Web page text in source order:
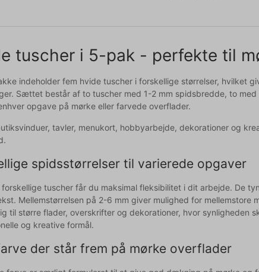
tuscher i 5-pak - perfekte til
indeholder fem hvide tuscher i forskellige størrelser, hvilket
Sættet består af to tuscher med 1-2 mm spidsbredde, to
opgave på mørke eller farvede overflader.
tavler, menukort, hobbyarbejde, dekorationer og
spidsstørrelser til varierede opgaver
forskellige tuscher får du maksimal fleksibilitet i dit arbejde. De
Mellemstørrelsen på 2-6 mm giver mulighed for
til større flader, overskrifter og dekorationer, hvor
og kreative formål.
der står frem på mørke overflader